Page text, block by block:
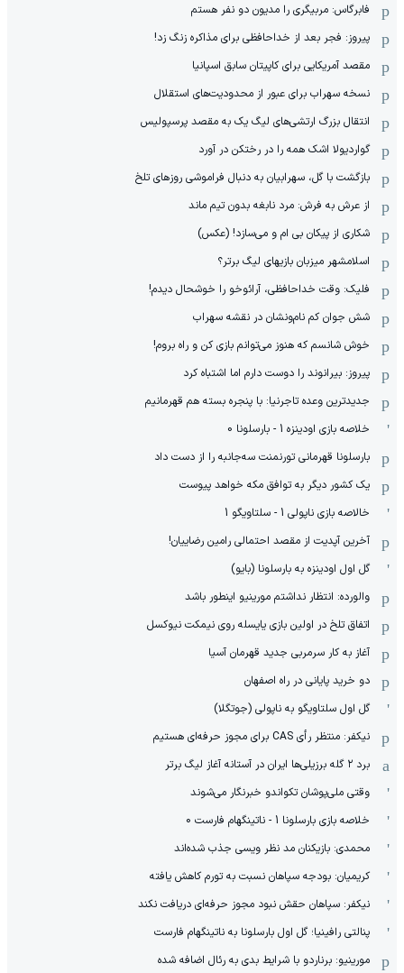
فابرگاس: مربیگری را مدیون دو نفر هستم
پیروز: فجر بعد از خداحافظی برای مذاکره زنگ زد!
مقصد آمریکایی برای کاپیتان سابق اسپانیا
نسخه سهراب برای عبور از محدودیت‌های استقلال
انتقال بزرگ ارتشی‌های لیگ یک به مقصد پرسپولیس
گواردیولا اشک همه را در رختکن در آورد
بازگشت با گل، سهرابیان به دنبال فراموشی روزهای تلخ
از عرش به فرش: مرد نابغه‌ بدون تیم ماند
شکاری از پیکان بی ام و می‌سازد! (عکس)
اسلامشهر میزبان بازیهای لیگ برتر؟
فلیک: وقت خداحافظی، آرائوخو را خوشحال دیدم!
شش جوان کم نام‌و‌نشان در نقشه سهراب
خوش شانسم که هنوز می‌توانم بازی کن و راه بروم!
پیروز: بیرانوند را دوست دارم اما اشتباه کرد
جدیدترین وعده تاجرنیا: با پنجره بسته هم قهرمانیم
خلاصه بازی اودینزه 1 - بارسلونا 0
بارسلونا قهرمانی تورنمنت سه‌جانبه را از دست داد
یک کشور دیگر به توافق مکه خواهد پیوست
خالاصه بازی ناپولی 1 - سلتاویگو 1
آخرین آپدیت از مقصد احتمالی رامین رضاییان!
گل اول اودینزه به بارسلونا (بایو)
والورده: انتظار نداشتم مورینیو اینطور باشد
اتفاق تلخ در اولین بازی یایسله روی نیمکت نیوکسل
آغاز به کار سرمربی جدید قهرمان آسیا
دو خرید پایانی در راه اصفهان
گل اول سلتاویگو به ناپولی (جوتگلا)
نیکفر: منتظر رأی CAS برای مجوز حرفه‌ای هستیم
برد ۲ گله برزیلی‌ها ایران در آستانه آغاز لیگ برتر
وقتی ملی‌پوشان تکواندو خبرنگار می‌شوند
خلاصه بازی بارسلونا 1 - ناتینگهام فارست 0
محمدی: بازیکنان مد نظر ویسی جذب شده‌اند
کریمیان: بودجه سپاهان نسبت به تورم کاهش یافته
نیکفر: سپاهان حقش نبود مجوز حرفه‌ای دریافت نکند
پنالتی رافینیا؛ گل اول بارسلونا به ناتینگهام فارست
مورینیو: برناردو با شرایط بدی به رئال اضافه شده